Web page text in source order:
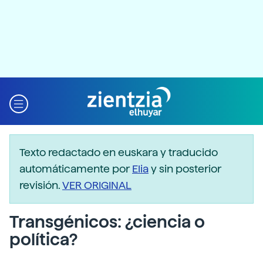
Texto redactado en euskara y traducido
automáticamente porEliay sin posterior
revisión.VER ORIGINAL
Transgénicos: ¿ciencia o
política?